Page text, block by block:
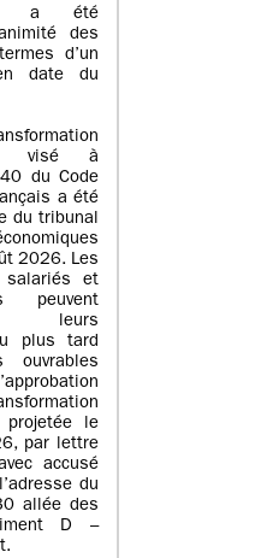
a été
des
d’un
date du
visé à
du Code
a été
du tribunal
2026. Les
salariés et
peuvent
leurs
plus tard
projetée le
par lettre
accusé
du
allée des
D –